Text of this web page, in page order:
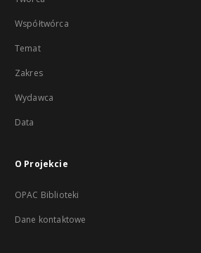
Współtwórca
Temat
Zakres
Wydawca
Data
O Projekcie
OPAC Biblioteki
Dane kontaktowe